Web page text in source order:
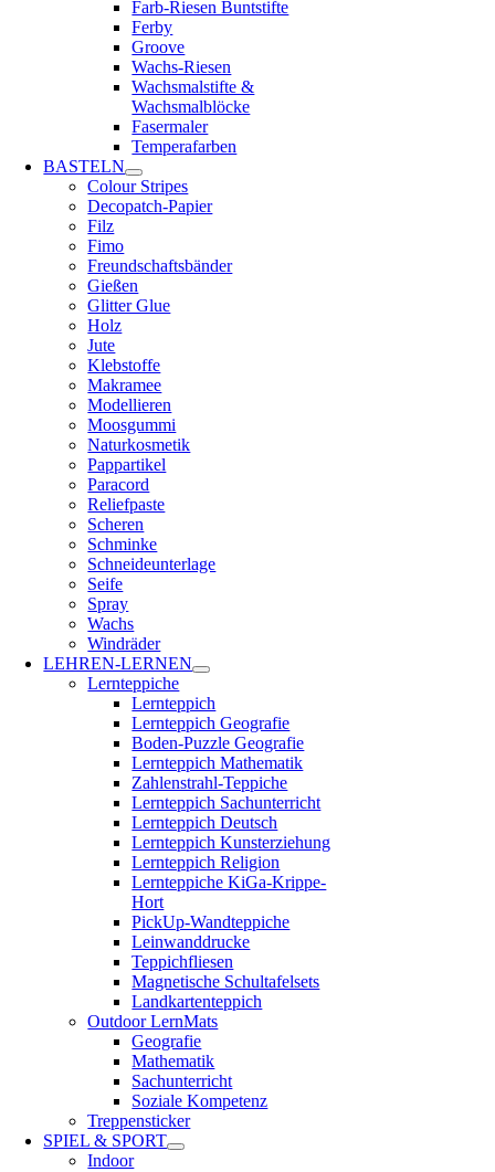
Farb-Riesen Buntstifte
Ferby
Groove
Wachs-Riesen
Wachsmalstifte &
Wachsmalblöcke
Fasermaler
Temperafarben
BASTELN
Colour Stripes
Decopatch-Papier
Filz
Fimo
Freundschaftsbänder
Gießen
Glitter Glue
Holz
Jute
Klebstoffe
Makramee
Modellieren
Moosgummi
Naturkosmetik
Pappartikel
Paracord
Reliefpaste
Scheren
Schminke
Schneideunterlage
Seife
Spray
Wachs
Windräder
LEHREN-LERNEN
Lernteppiche
Lernteppich
Lernteppich Geografie
Boden-Puzzle Geografie
Lernteppich Mathematik
Zahlenstrahl-Teppiche
Lernteppich Sachunterricht
Lernteppich Deutsch
Lernteppich Kunsterziehung
Lernteppich Religion
Lernteppiche KiGa-Krippe-
Hort
PickUp-Wandteppiche
Leinwanddrucke
Teppichfliesen
Magnetische Schultafelsets
Landkartenteppich
Outdoor LernMats
Geografie
Mathematik
Sachunterricht
Soziale Kompetenz
Treppensticker
SPIEL & SPORT
Indoor